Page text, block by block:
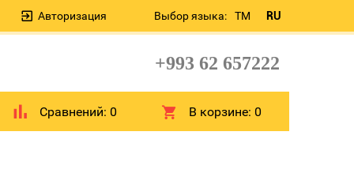
Выбор языка: TM RU
Авторизация
+993 62 657222
Сравнений: 0 В корзине:0